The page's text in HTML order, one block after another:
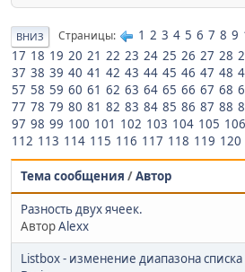
ВНИЗ Страницы 1 2 3 4 5 6 7 8 9
17 18 19 20 21 22 23 24 25 26 27 28
37 38 39 40 41 42 43 44 45 46 47 48
57 58 59 60 61 62 63 64 65 66 67 68
77 78 79 80 81 82 83 84 85 86 87 88
97 98 99 100 101 102 103 104 105 106
112 113 114 115 116 117 118 119 120
Тема сообщения /Автор
Разность двух ячеек.
АвторAlexx
Listbox - изменение диапазона